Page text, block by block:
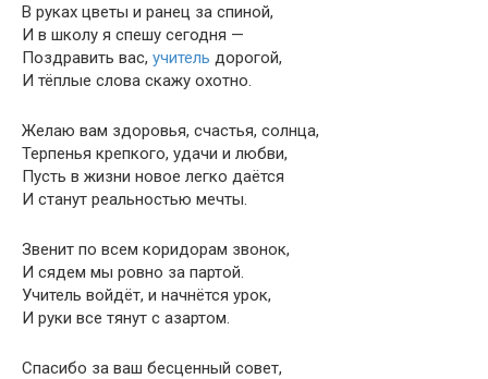
В руках цветы и ранец за спиной,
И в школу я спешу сегодня —
Поздравить вас, учитель дорогой,
И тёплые слова скажу охотно.
Желаю вам здоровья, счастья, солнца,
Терпенья крепкого, удачи и любви,
Пусть в жизни новое легко даётся
И станут реальностью мечты.
Звенит по всем коридорам звонок,
И сядем мы ровно за партой.
Учитель войдёт, и начнётся урок,
И руки все тянут с азартом.
Спасибо за ваш бесценный совет,